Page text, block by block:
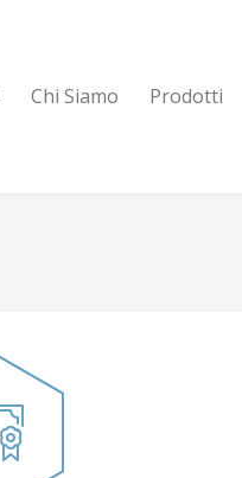
Chi Siamo Prodotti